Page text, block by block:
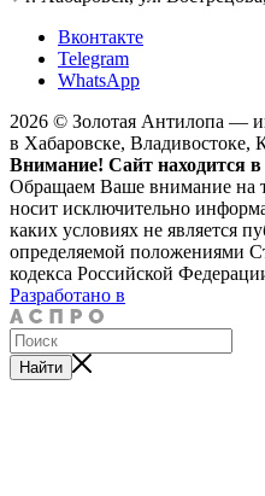
Вконтакте
Telegram
WhatsApp
2026 © Золотая Антилопа —
в Хабаровске, Владивостоке,
Внимание! Сайт находится
Обращаем Ваше внимание на
носит исключительно
каких условиях не является
определяемой положениями
кодекса Российской
Разработано в
Найти